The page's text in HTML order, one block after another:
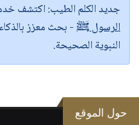
جديد الكلم الطيب:اكتشف
الرسول ﷺ - بحث معزز
النبوية الصحيحة.
حول الموقع